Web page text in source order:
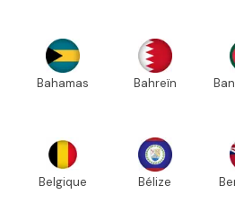
Bahamas Bahreïn
Belgique Bélize